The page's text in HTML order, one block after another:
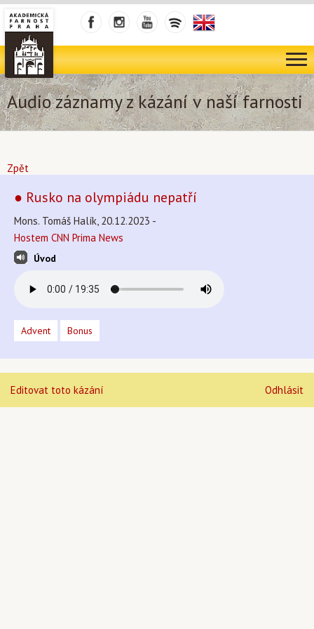
Audio záznamy z kázání v naší farnosti
Zpět
● Rusko na olympiádu nepatří
Mons. Tomáš Halík, 20.12.2023 -
Hostem CNN Prima News
Úvod
Advent Bonus
Editovat toto kázání Odhlásit